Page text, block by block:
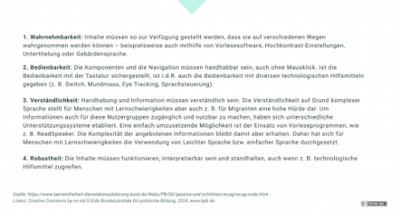
In
öffnen